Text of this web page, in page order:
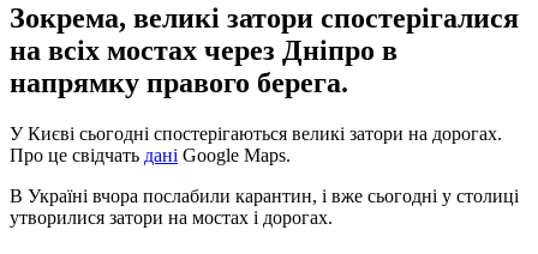
Зокрема, великі затори спостерігалися
на всіх мостах через Дніпро в
напрямку правого берега.
У Києві сьогодні спостерігаються великі затори на дорогах.
Про це свідчать дані Google Maps.
В Україні вчора послабили карантин, і вже сьогодні у столиці
утворилися затори на мостах і дорогах.